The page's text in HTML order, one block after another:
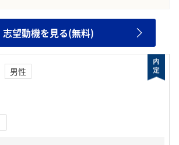
志望動機を見る(無料)
男性